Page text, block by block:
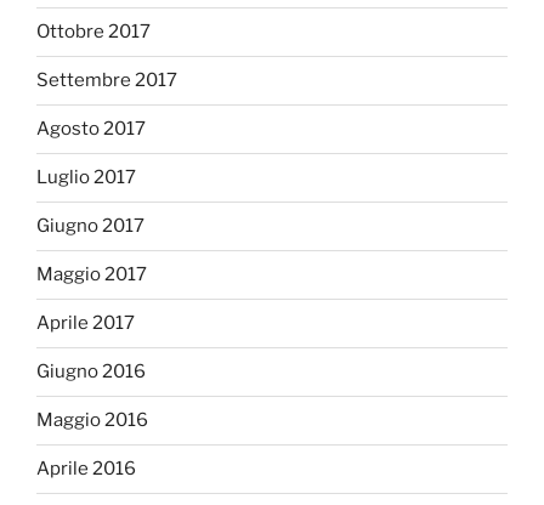
Ottobre 2017
Settembre 2017
Agosto 2017
Luglio 2017
Giugno 2017
Maggio 2017
Aprile 2017
Giugno 2016
Maggio 2016
Aprile 2016